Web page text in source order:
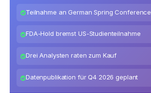
Teilnahme an German Spring Conference
FDA-Hold bremst US-Studienteilnahme
Drei Analysten raten zum Kauf
Datenpublikation für Q4 2026 geplant